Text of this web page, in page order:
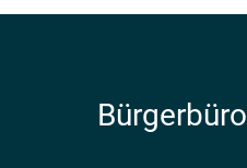
Bürgerbüro